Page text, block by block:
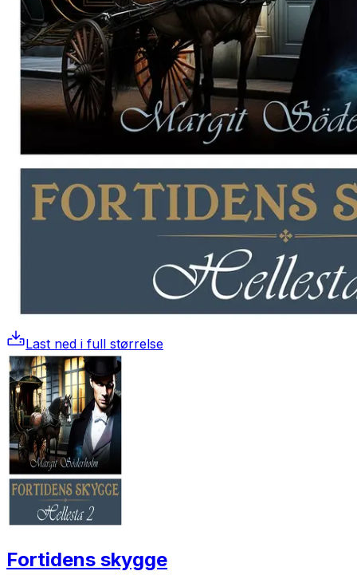
Last ned i full størrelse
Fortidens skygge